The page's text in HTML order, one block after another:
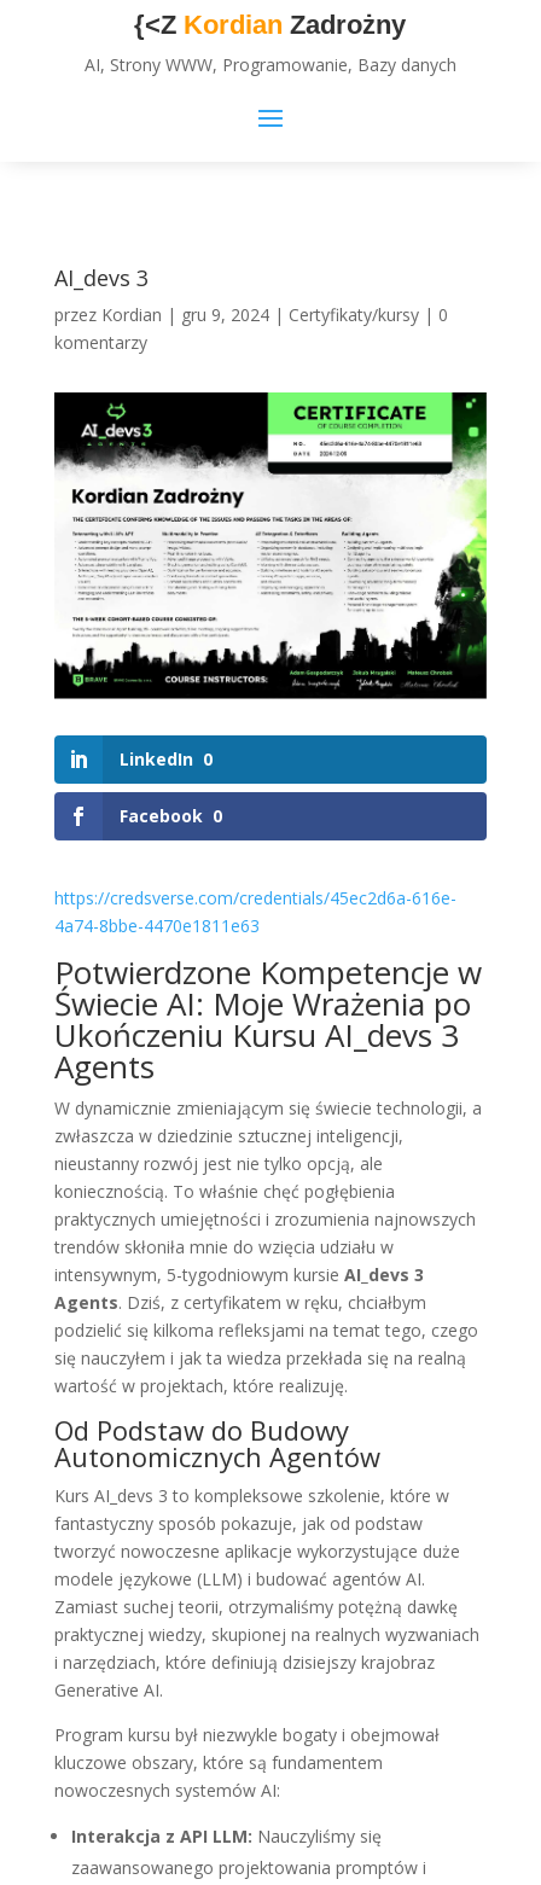
{<Z Kordian Zadrożny
AI, Strony WWW, Programowanie, Bazy danych
AI_devs 3
przez Kordian | gru 9, 2024| Certyfikaty/kursy| 0
komentarzy
LinkedIn 0
Facebook 0
https://credsverse.com/credentials/45ec2d6a-616e-
4a74-8bbe-4470e1811e63
Potwierdzone Kompetencje w
Świecie AI: Moje Wrażenia po
Ukończeniu Kursu AI_devs 3
Agents
W dynamicznie zmieniającym się świecie technologii, a
zwłaszcza w dziedzinie sztucznej inteligencji,
nieustanny rozwój jest nie tylko opcją, ale
koniecznością. To właśnie chęć pogłębienia
praktycznych umiejętności i zrozumienia najnowszych
trendów skłoniła mnie do wzięcia udziału w
intensywnym, 5-tygodniowym kursie AI_devs 3
Agents. Dziś, z certyfikatem w ręku, chciałbym
podzielić się kilkoma refleksjami na temat tego, czego
się nauczyłem i jak ta wiedza przekłada się na realną
wartość w projektach, które realizuję.
Od Podstaw do Budowy
Autonomicznych Agentów
Kurs AI_devs 3 to kompleksowe szkolenie, które w
fantastyczny sposób pokazuje, jak od podstaw
tworzyć nowoczesne aplikacje wykorzystujące duże
modele językowe (LLM) i budować agentów AI.
Zamiast suchej teorii, otrzymaliśmy potężną dawkę
praktycznej wiedzy, skupionej na realnych wyzwaniach
i narzędziach, które definiują dzisiejszy krajobraz
Generative AI.
Program kursu był niezwykle bogaty i obejmował
kluczowe obszary, które są fundamentem
nowoczesnych systemów AI:
Interakcja z API LLM: Nauczyliśmy się
zaawansowanego projektowania promptów i